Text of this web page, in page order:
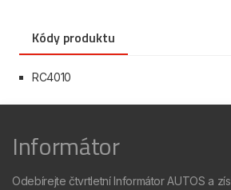
Kódy produktu
RC4010
Informátor
Odebírejte čtvrtletní Informátor AUTOS a